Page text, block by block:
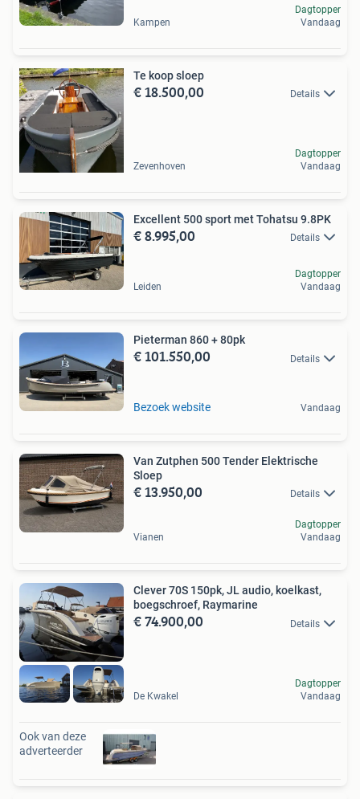
Kampen
Dagtopper
Vandaag
Te koop sloep
€ 18.500,00 Details
Zevenhoven
Dagtopper
Vandaag
Excellent 500 sport met Tohatsu 9.8PK
€ 8.995,00 Details
Leiden
Dagtopper
Vandaag
Pieterman 860 + 80pk
€ 101.550,00 Details
Bezoek website Vandaag
Van Zutphen 500 Tender Elektrische
Sloep
€ 13.950,00 Details
Vianen
Dagtopper
Vandaag
Clever 70S 150pk, JL audio, koelkast,
boegschroef, Raymarine
€ 74.900,00 Details
De Kwakel
Dagtopper
Vandaag
Ook van deze
adverteerder